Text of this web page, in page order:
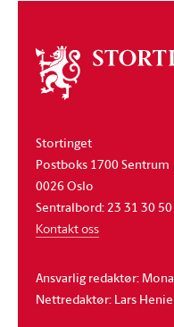
Om
stortinget
Stortinget
Postboks 1700 Sentrum
0026 Oslo
Sentralbord: 23 31 30 50
Kontakt oss
Ansvarlig redaktør:
Nettredaktør: Lars